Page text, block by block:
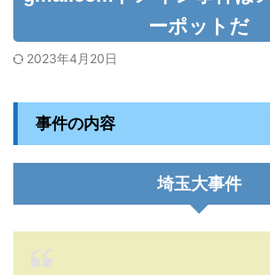
ーポットだ
2023年4月20日
事件の内容
埼玉大事件